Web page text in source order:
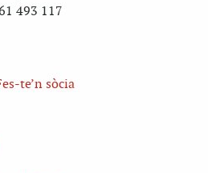
493 117
te’n sòcia